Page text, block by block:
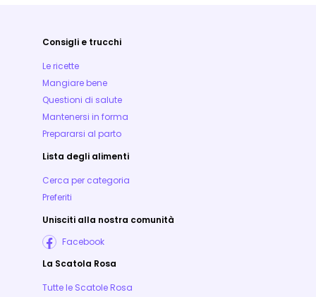
Consigli e trucchi
Le ricette
Mangiare bene
Questioni di salute
Mantenersi in forma
Prepararsi al parto
Lista degli alimenti
Cerca per categoria
Preferiti
Unisciti alla nostra comunità
Facebook
La Scatola Rosa
Tutte le Scatole Rosa